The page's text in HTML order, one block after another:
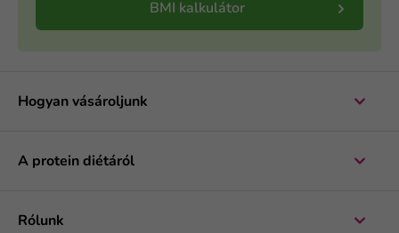
BMI kalkulátor
Hogyan vásároljunk
A protein diétáról
Rólunk